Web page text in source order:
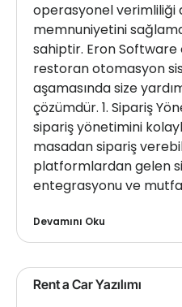
operasyonel verimliliği
memnuniyetini
sahiptir. Eron
restoran otomasyon
aşamasında size
çözümdür. 1. Sipariş
sipariş yönetimini
masadan sipariş
platformlardan gelen
entegrasyonu ve
Devamını Oku
Rent a Car Yazılımı